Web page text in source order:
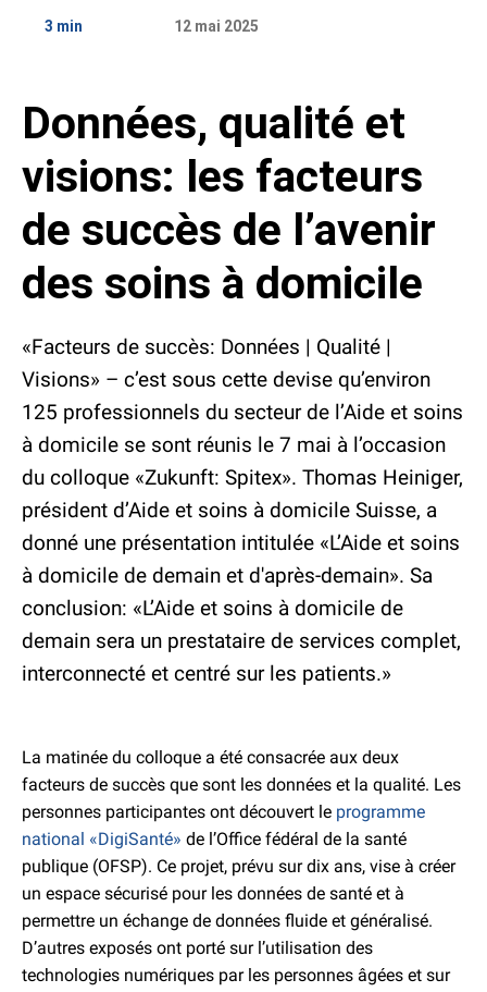
Étude
5 questions
«Aperçu»
Conseil média
Place de marché
Contact Données médiatiques Abonnement
3 min 12 mai 2025
Données, qualité et
visions: les facteurs
de succès de l’avenir
des soins à domicile
«Facteurs de succès: Données | Qualité |
Visions» – c’est sous cette devise qu’environ
125 professionnels du secteur de l’Aide et soins
à domicile se sont réunis le 7 mai à l’occasion
du colloque «Zukunft: Spitex». Thomas Heiniger,
président d’Aide et soins à domicile Suisse, a
donné une présentation intitulée «L’Aide et soins
à domicile de demain et d'après-demain». Sa
conclusion: «L’Aide et soins à domicile de
demain sera un prestataire de services complet,
interconnecté et centré sur les patients.»
La matinée du colloque a été consacrée aux deux
facteurs de succès que sont les données et la qualité. Les
personnes participantes ont découvert le programme
national «DigiSanté» de l’Office fédéral de la santé
publique (OFSP). Ce projet, prévu sur dix ans, vise à créer
un espace sécurisé pour les données de santé et à
permettre un échange de données fluide et généralisé.
D’autres exposés ont porté sur l’utilisation des
technologies numériques par les personnes âgées et sur